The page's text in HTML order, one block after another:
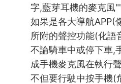
字,藍芽耳機的麥克風
如果是各大導航APP(
所附的聲控功能(化語
不論騎車中或停下車,
成手機麥克風在執行
不但要行駛中按手機(